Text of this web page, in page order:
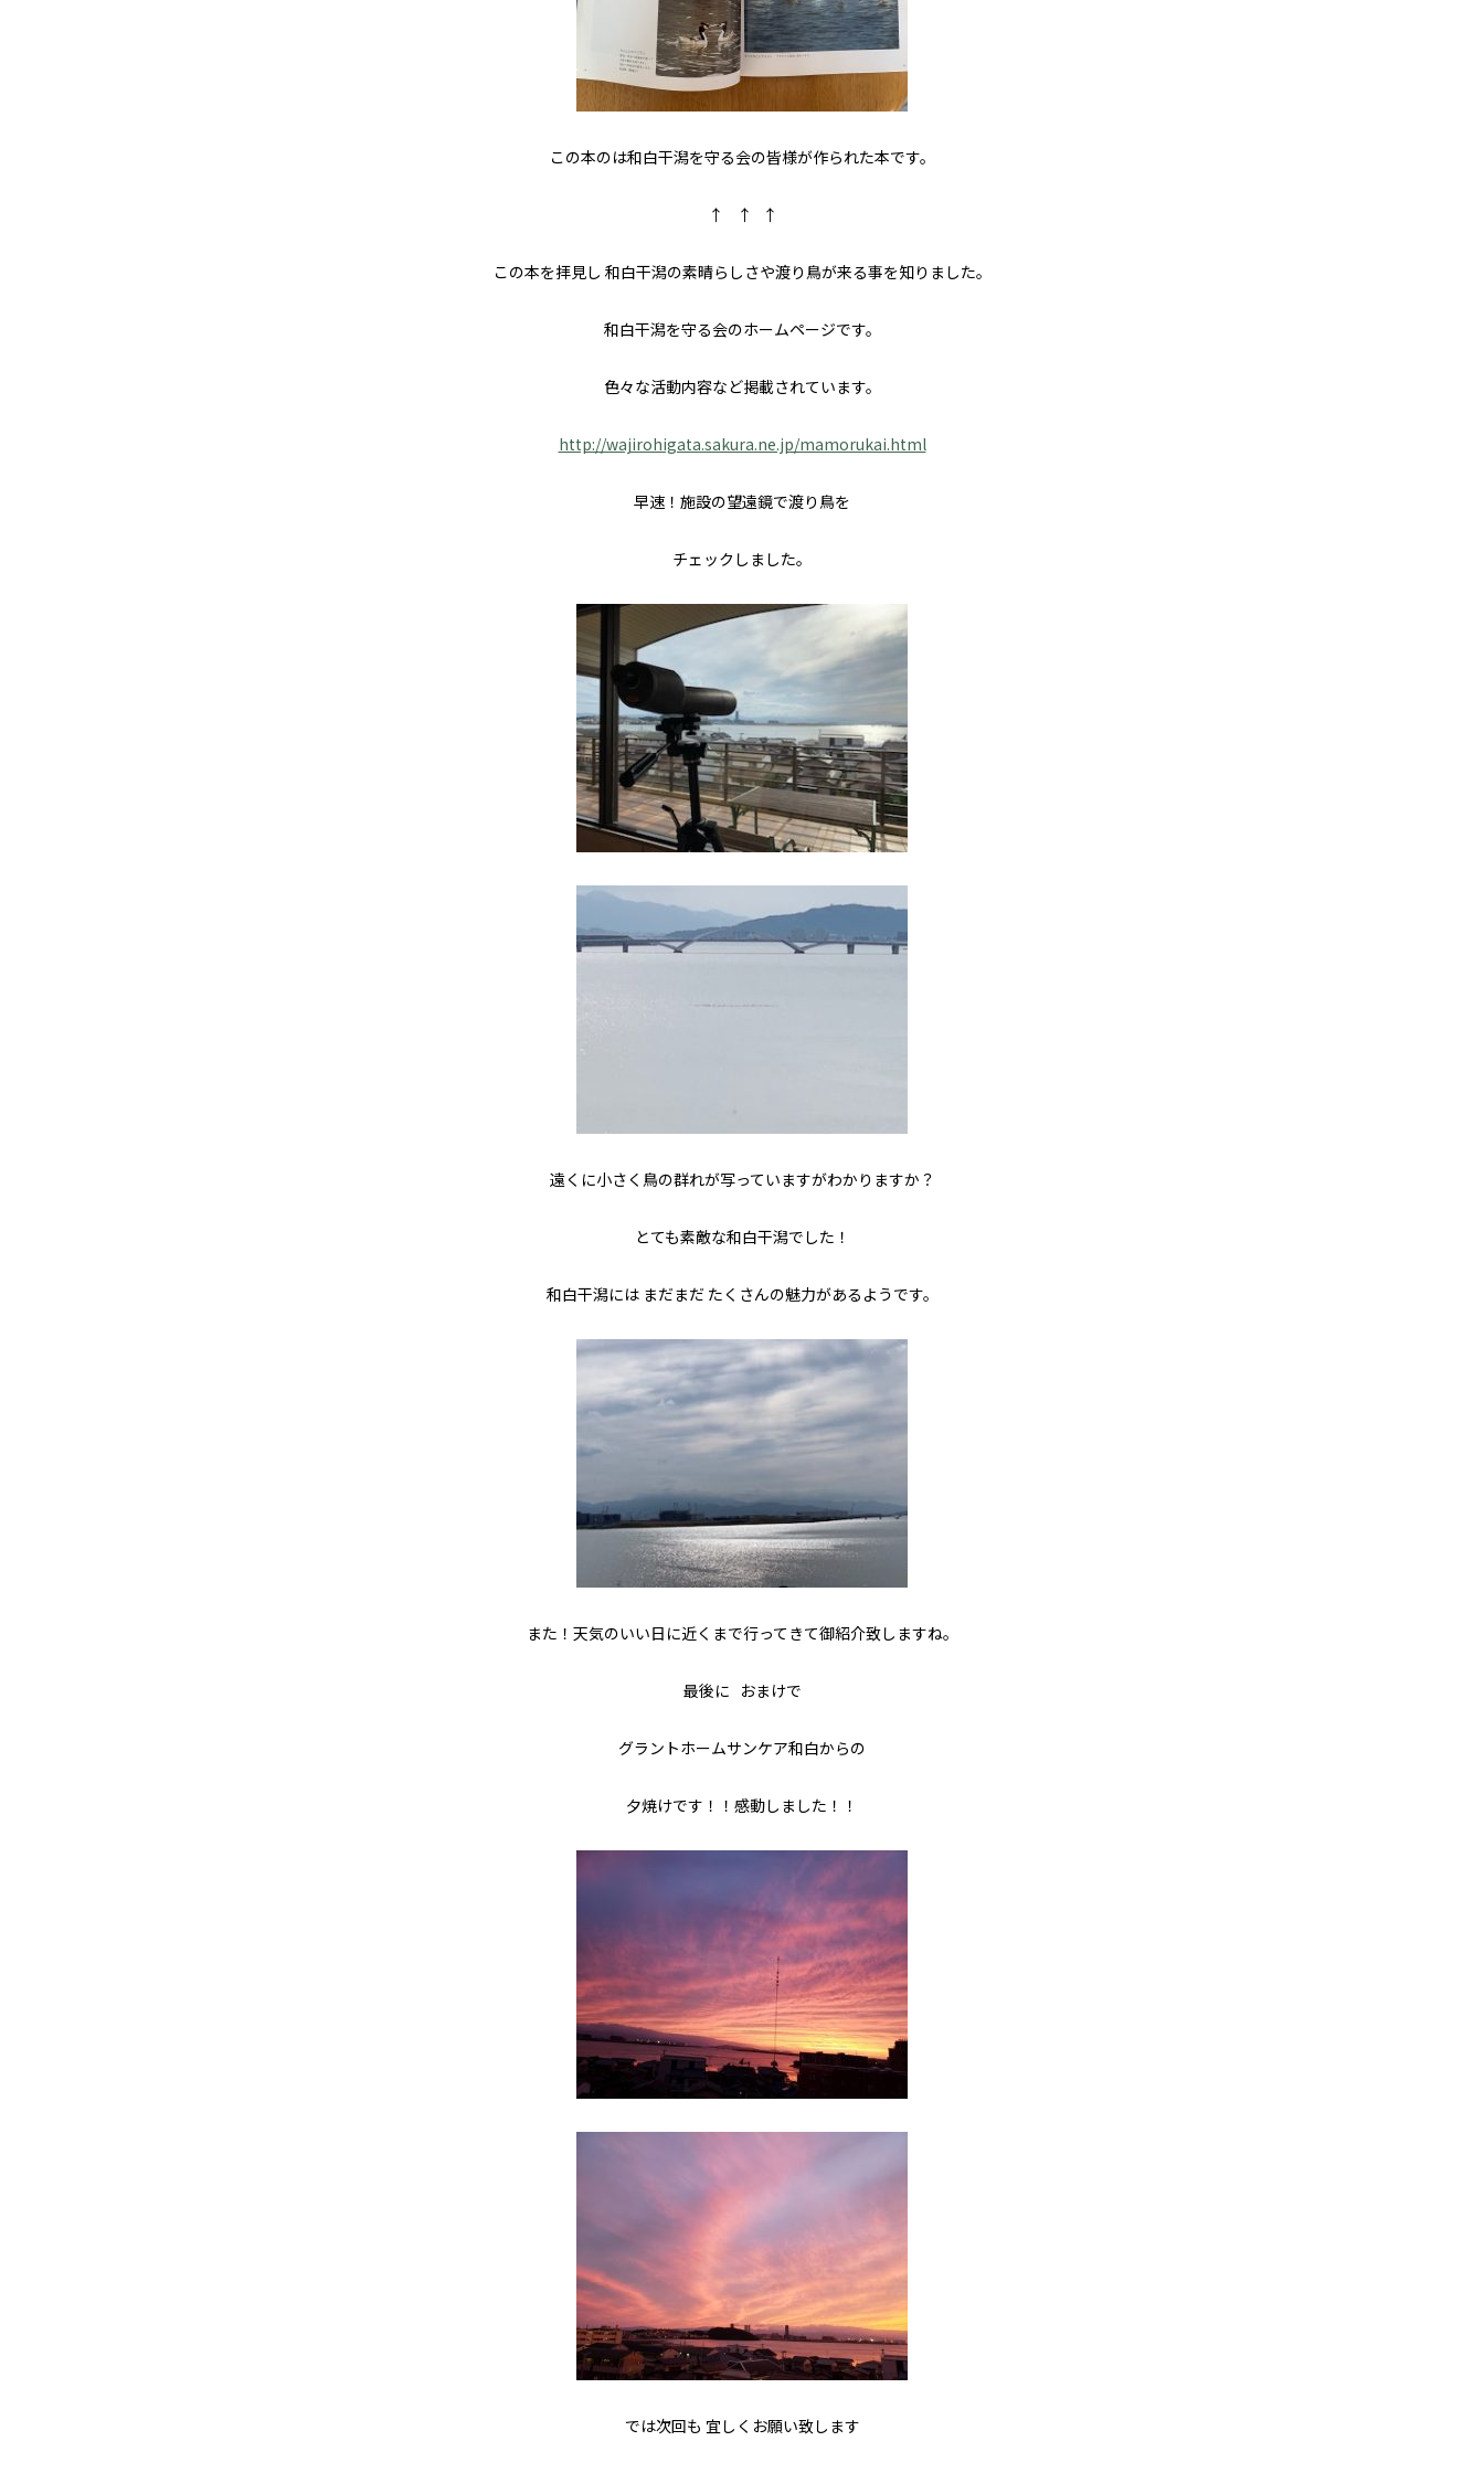
この本のは和白干潟を守る会の皆様が作られた本です。
↑ ↑ ↑
この本を拝見し 和白干潟の素晴らしさや渡り鳥が来る事を知りました。
和白干潟を守る会のホームページです。
色々な活動内容など掲載されています。
http://wajirohigata.sakura.ne.jp/mamorukai.html
早速！施設の望遠鏡で渡り鳥を
チェックしました。
遠くに小さく鳥の群れが写っていますがわかりますか？
とても素敵な和白干潟でした！
和白干潟には まだまだ たくさんの魅力があるようです。
また！天気のいい日に近くまで行ってきて御紹介致しますね。
最後に おまけで
グラントホームサンケア和白からの
夕焼けです！！感動しました！！
では次回も 宜しくお願い致します